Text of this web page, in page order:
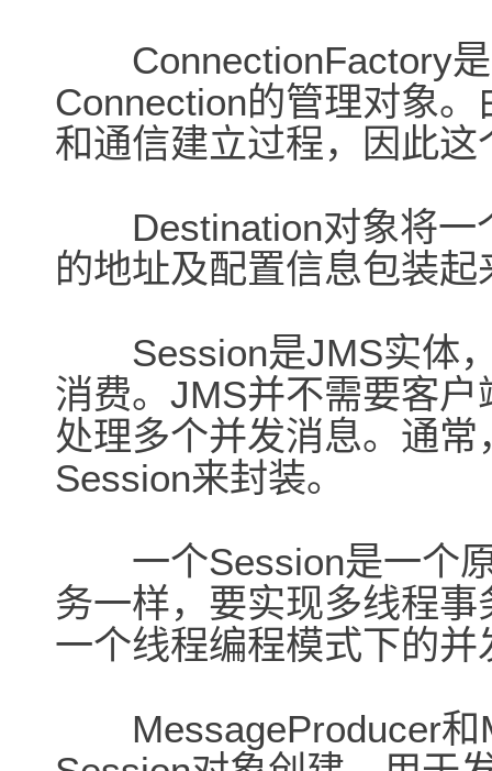
ConnectionFactory是
Connection的管理对象
和通信建立过程，因此
Destination对象将一
的地址及配置信息包装起
Session是JMS实体，
消费。JMS并不需要客
处理多个并发消息。通
Session来封装。
一个Session是一个原
务一样，要实现多线程
一个线程编程模式下的并
MessageProducer和